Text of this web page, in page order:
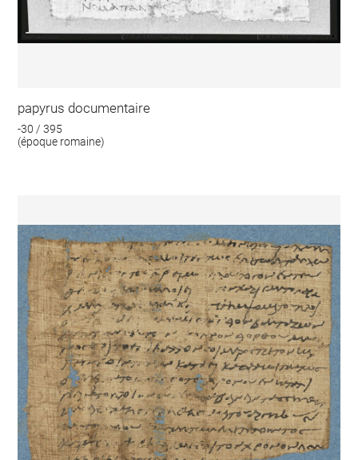
papyrus documentaire
-30 / 395
(époque romaine)